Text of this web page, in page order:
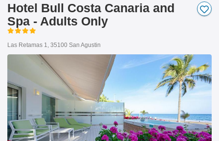
Hotel Bull Costa Canaria and
Spa - Adults Only
Las Retamas 1, 35100 San Agustin